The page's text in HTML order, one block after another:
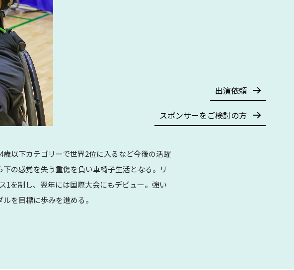
出演依頼
スポンサーをご検討の方
以下カテゴリーで世界2位に入るなど今後の活躍
の感覚を失う重傷を負い車椅子生活となる。リ
1を制し、翌年には国際大会にもデビュー。強い
を目標に歩みを進める。